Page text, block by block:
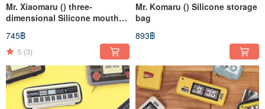
Mr. Xiaomaru () three-
dimensional Silicone mouth
gold bag
745฿
5 (3)
Mr. Komaru () Silicone storage
bag
893฿